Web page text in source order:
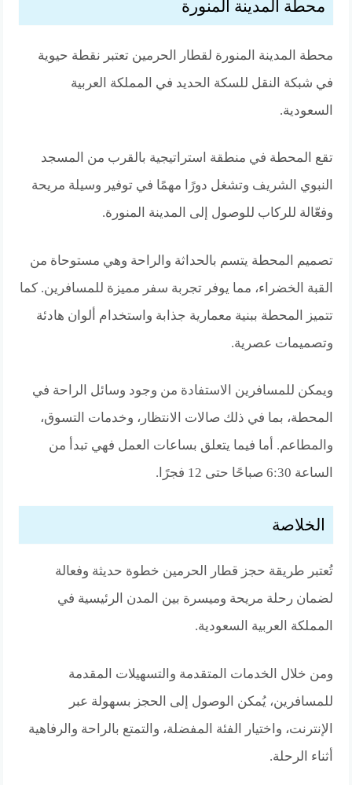
محطة المدينة المنورة
محطة المدينة المنورة لقطار الحرمين تعتبر نقطة حيوية
في شبكة النقل للسكة الحديد في المملكة العربية
السعودية.
تقع المحطة في منطقة استراتيجية بالقرب من المسجد
النبوي الشريف وتشغل دورًا مهمًا في توفير وسيلة مريحة
وفعّالة للركاب للوصول إلى المدينة المنورة.
تصميم المحطة يتسم بالحداثة والراحة وهي مستوحاة من
القبة الخضراء، مما يوفر تجربة سفر مميزة للمسافرين. كما
تتميز المحطة ببنية معمارية جذابة واستخدام ألوان هادئة
وتصميمات عصرية.
ويمكن للمسافرين الاستفادة من وجود وسائل الراحة في
المحطة، بما في ذلك صالات الانتظار، وخدمات التسوق،
والمطاعم. أما فيما يتعلق بساعات العمل فهي تبدأ من
الساعة 6:30 صباحًا حتى 12 فجرًا.
الخلاصة
تُعتبر طريقة حجز قطار الحرمين خطوة حديثة وفعالة
لضمان رحلة مريحة وميسرة بين المدن الرئيسية في
المملكة العربية السعودية.
ومن خلال الخدمات المتقدمة والتسهيلات المقدمة
للمسافرين، يُمكن الوصول إلى الحجز بسهولة عبر
الإنترنت، واختيار الفئة المفضلة، والتمتع بالراحة والرفاهية
أثناء الرحلة.